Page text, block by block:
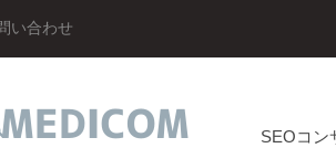
い合わせ
SEOコン